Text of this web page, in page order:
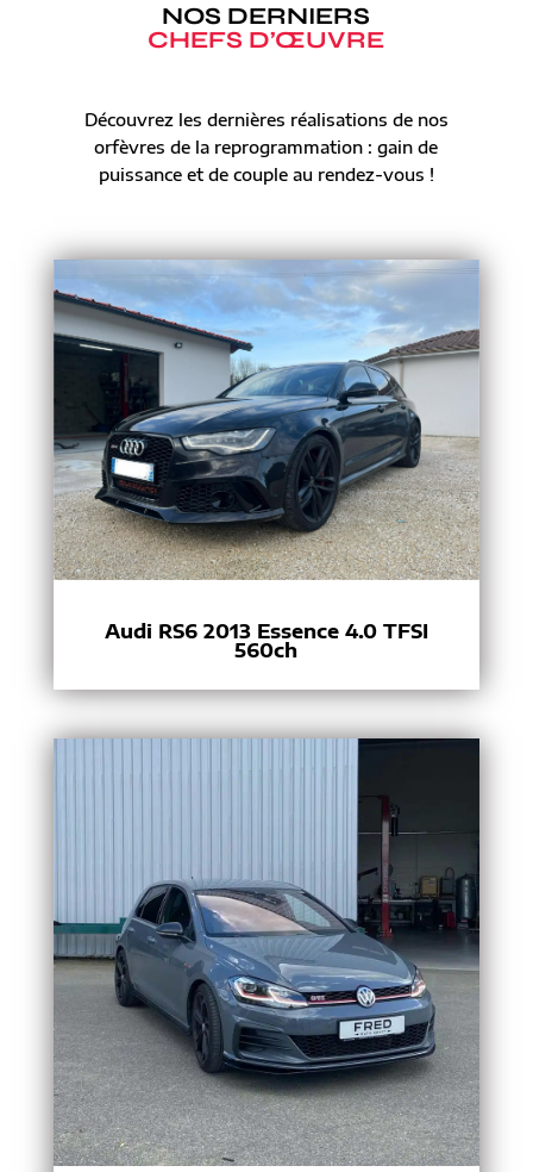
NOS DERNIERS
CHEFS D’ŒUVRE
Découvrez les dernières réalisations de nos
orfèvres de la reprogrammation : gain de
puissance et de couple au rendez-vous !
Audi RS6 2013 Essence 4.0 TFSI
560ch